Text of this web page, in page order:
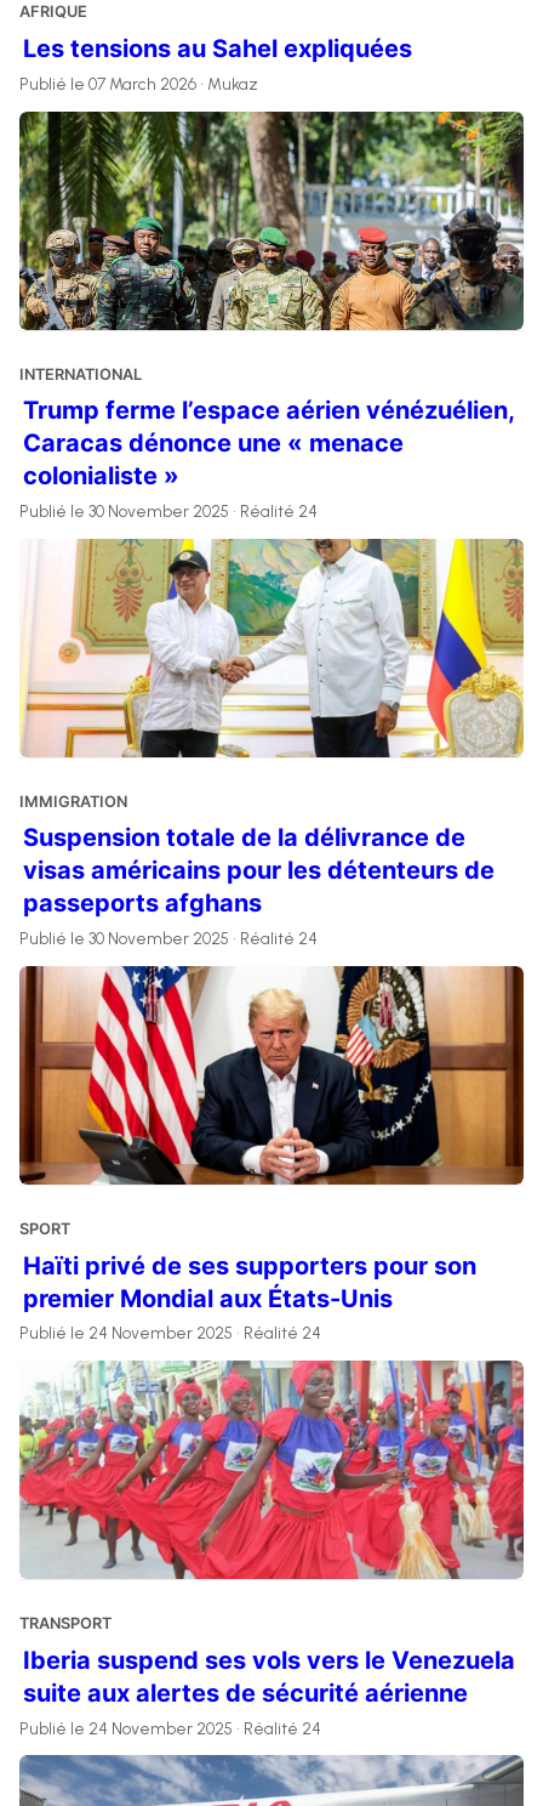
AFRIQUE
Les tensions au Sahel expliquées
Publié le 07 March 2026 • Mukaz
INTERNATIONAL
Trump ferme l’espace aérien vénézuélien,
Caracas dénonce une « menace
colonialiste »
Publié le 30 November 2025 • Réalité 24
IMMIGRATION
Suspension totale de la délivrance de
visas américains pour les détenteurs de
passeports afghans
Publié le 30 November 2025 • Réalité 24
SPORT
Haïti privé de ses supporters pour son
premier Mondial aux États-Unis
Publié le 24 November 2025 • Réalité 24
TRANSPORT
Iberia suspend ses vols vers le Venezuela
suite aux alertes de sécurité aérienne
Publié le 24 November 2025 • Réalité 24